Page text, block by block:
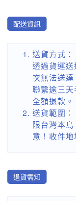
配送資訊
送貨方式：
透過貨運
次無法送
聯繫逾三
全額退款。
送貨範圍：
限台灣本
意！收件
退貨需知